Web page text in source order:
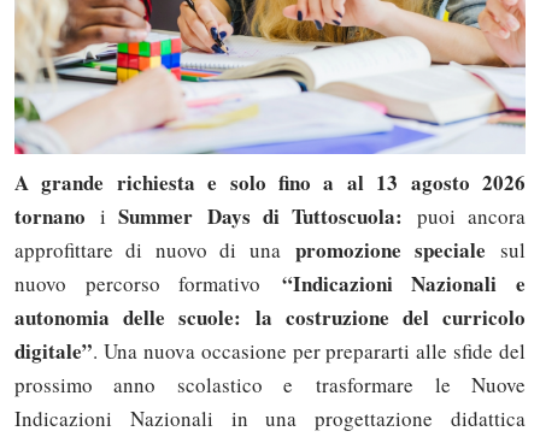
A grande richiesta e solo fino a al 13 agosto 2026
tornano i Summer Days di Tuttoscuola: puoi ancora
approfittare di nuovo di unapromozione speciale sul
nuovo percorso formativo “Indicazioni Nazionali e
autonomia delle scuole: la costruzione del curricolo
digitale”. Una nuova occasione per prepararti alle sfide del
prossimo anno scolastico e trasformare le Nuove
Indicazioni Nazionali in una progettazione didattica